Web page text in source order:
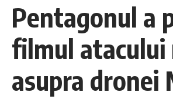
Pentagonul a
filmul atacului
asupra dronei